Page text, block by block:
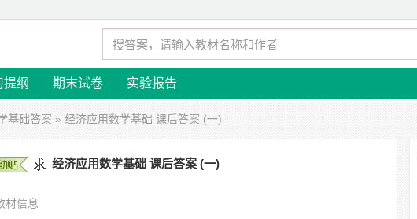
提纲 期末试卷 实验报告
基础答案 » 经济应用数学基础 课后答案 (一)
经济应用数学基础 课后答案 (一)
材信息